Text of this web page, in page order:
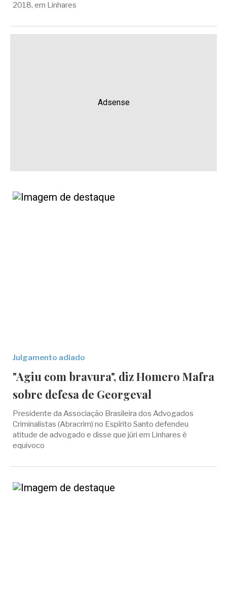
2018, em Linhares
Adsense
Julgamento adiado
"Agiu com bravura", diz Homero Mafra
sobre defesa de Georgeval
Presidente da Associação Brasileira dos Advogados
Criminalistas (Abracrim) no Espírito Santo defendeu
atitude de advogado e disse que júri em Linhares é
equivoco